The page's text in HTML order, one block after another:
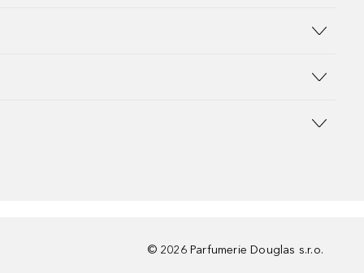
© 2026 Parfumerie Douglas s.r.o.